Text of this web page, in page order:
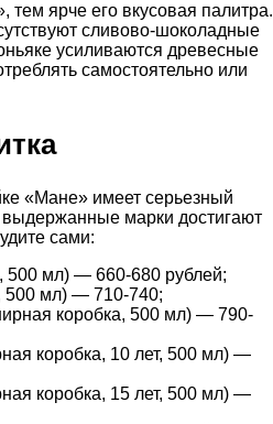
тем ярче его вкусовая палитра.
сливово-шоколадные
усиливаются древесные
самостоятельно или
«Мане» имеет серьезный
марки достигают
сами:
500 мл) — 660-680 рублей;
500 мл) — 710-740;
коробка, 500 мл) — 790-
коробка, 10 лет, 500 мл) —
коробка, 15 лет, 500 мл) —